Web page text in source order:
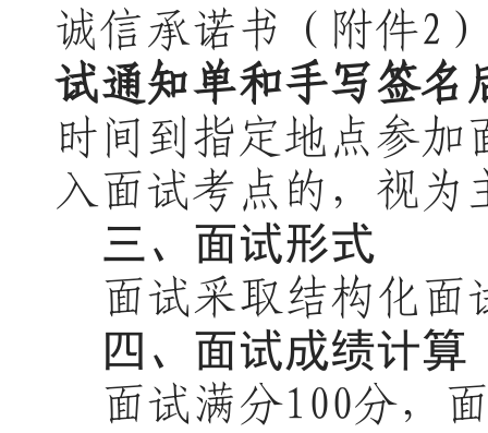
诚信承诺书
（附件2
试通知单和手写签名
时间到指定地点参
入面试考点的，视
三、面试形式
面试采取结构化面
四、面试成绩计算
面试满分100分，